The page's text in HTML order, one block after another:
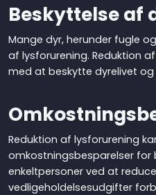
Beskyttelse af
Mange dyr, herunder fugle
af lysforurening. Reduktion
med at beskytte dyrelivet og
Reduktion af lysforurening
omkostningsbesparelser for
enkeltpersoner ved at
vedligeholdelsesudgifter